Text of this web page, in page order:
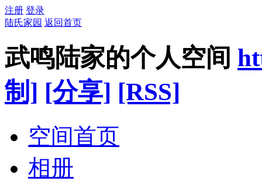
注册 登录
陆氏家园 返回首页
武鸣陆家的个人空间
制] [分享] [RSS]
空间首页
相册